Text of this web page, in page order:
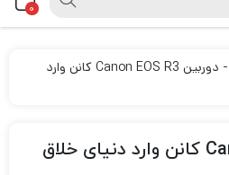
0
-
دوربین Canon EOS R3 کانن وارد
دوربین Canon EOS R3 کانن وارد دنیای خلاق